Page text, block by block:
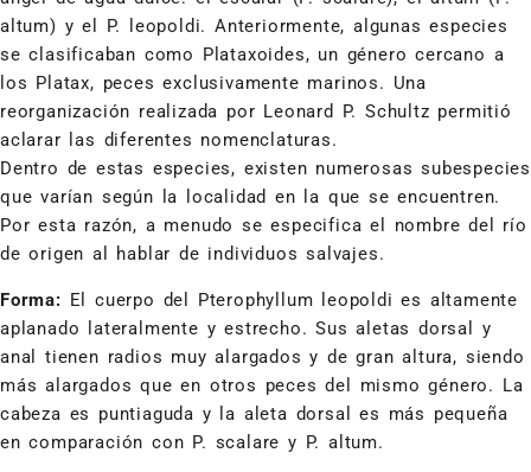
altum) y el P. leopoldi. Anteriormente, algunas especies
se clasificaban como Plataxoides, un género cercano a
los Platax, peces exclusivamente marinos. Una
reorganización realizada por Leonard P. Schultz permitió
aclarar las diferentes nomenclaturas.
Dentro de estas especies, existen numerosas subespecies
que varían según la localidad en la que se encuentren.
Por esta razón, a menudo se especifica el nombre del río
de origen al hablar de individuos salvajes.
Forma: El cuerpo del Pterophyllum leopoldi es altamente
aplanado lateralmente y estrecho. Sus aletas dorsal y
anal tienen radios muy alargados y de gran altura, siendo
más alargados que en otros peces del mismo género. La
cabeza es puntiaguda y la aleta dorsal es más pequeña
en comparación con P. scalare y P. altum.